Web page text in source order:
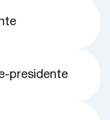
presidente